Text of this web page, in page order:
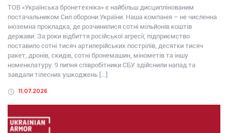
ТОВ «Українська бронетехніка» є найбільш дисциплінованим
постачальником Сил оборони України. Наша компанія – не численна
іноземна прокладка, де розчинилися сотні мільйонів коштів
держави. За роки відбиття російської агресії, підприємство
поставило сотні тисяч артилерійських пострілів, десятки тисяч
ракет, дронів, скидів, сотні бронемашин, мінометів та іншу
номенклатуру. 9 липня співробітники СБУ здійснили напад та
завдали тілесних ушкоджень […]
11.07.2026